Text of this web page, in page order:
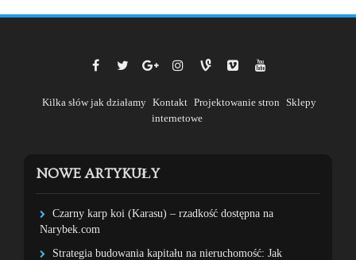
Kilka słów jak działamy Kontakt Projektowanie stron Sklepy
internetowe
NOWE ARTYKUŁY
Czarny karp koi (Karasu) – rzadkość dostępna na
Narybek.com
Strategia budowania kapitału na nieruchomość: Jak